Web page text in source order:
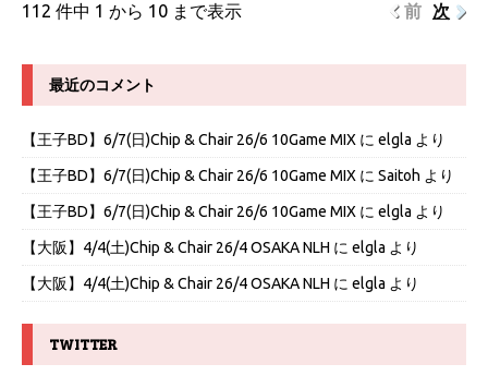
112 件中 1 から 10 まで表示 前 次
最近のコメント
【王子BD】6/7(日)Chip & Chair 26/6 10Game MIX に elgla より
【王子BD】6/7(日)Chip & Chair 26/6 10Game MIX に Saitoh より
【王子BD】6/7(日)Chip & Chair 26/6 10Game MIX に elgla より
【大阪】4/4(土)Chip & Chair 26/4 OSAKA NLH に elgla より
【大阪】4/4(土)Chip & Chair 26/4 OSAKA NLH に elgla より
TWITTER